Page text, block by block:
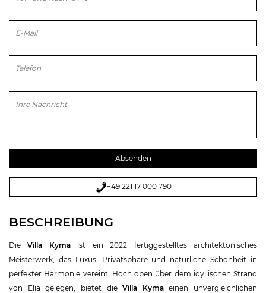
+49 221 17 000 790
BESCHREIBUNG
DieVilla Kymaist ein 2022 fertiggestelltes architektonisches
Meisterwerk, das Luxus, Privatsphäre und natürliche Schönheit in
perfekter Harmonie vereint. Hoch oben über dem idyllischen Strand
von Elia gelegen, bietet dieVilla Kymaeinen unvergleichlichen